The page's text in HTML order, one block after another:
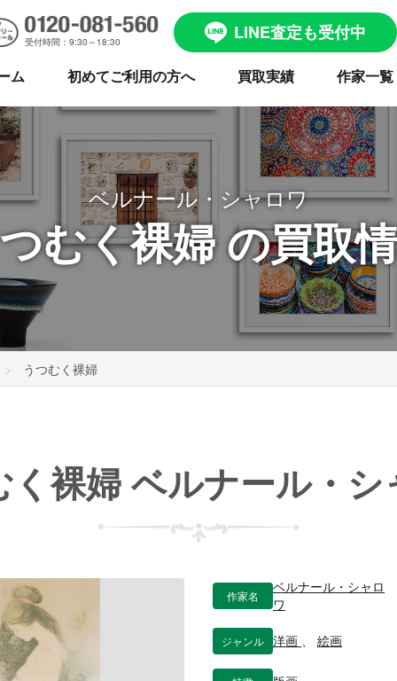
受付時間：9:30～18:30 LINE査定も受付中
ム 初めてご利用の方へ 買取実績 作家一覧
ベルナール・シャロワ
むく裸婦 の買取
うつむく裸婦
く裸婦 ベルナール・シ
作家名
ベルナール・シャロ
ワ
ジャンル 洋画 絵画